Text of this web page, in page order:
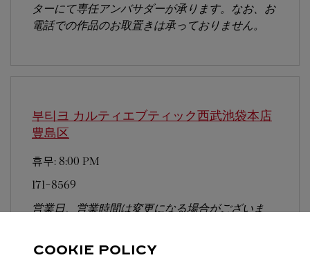
ターにて専任アンバサダーが承ります。なお、お
電話での作品のお取置きは承っておりません。
부티크 カルティエブティック西武池袋本店
豊島区
휴무: 8:00 PM
171-8569
営業日、営業時間は変更になる場合がございま
電話での作品のお取置きは承っておりません。
COOKIE POLICY